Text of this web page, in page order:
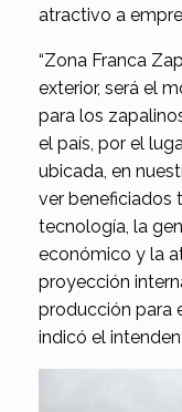
atractivo a
“Zona Franca
exterior, será el
para los
el país, por el
ubicada, en
ver beneficiados
tecnología, la
económico y la
proyección
producción para
indicó el